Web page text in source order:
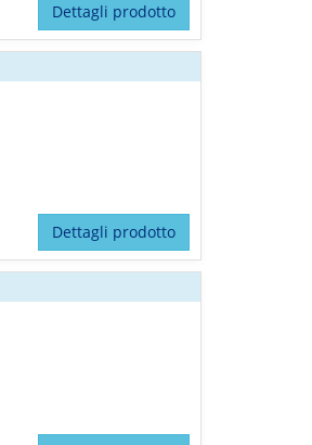
Dettagli prodotto
Dettagli prodotto